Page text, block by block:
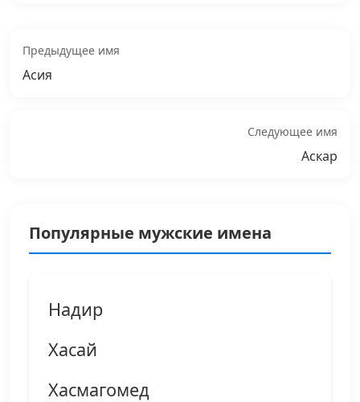
Предыдущее имя
Асия
Следующее имя
Аскар
Популярные мужские имена
Надир
Хасай
Хасмагомед